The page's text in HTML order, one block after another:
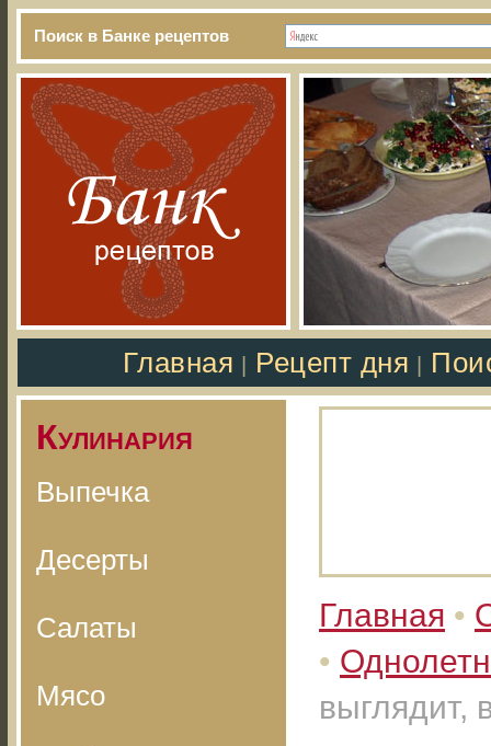
Поиск в Банке рецептов
Главная Рецепт дня
Кулинария
Выпечка
Десерты
Салаты
Мясо
Главная •
•
выглядит,